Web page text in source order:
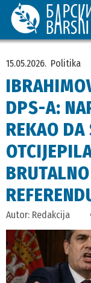
15.05.2026. Politika
DPS-A:
REKAO DA
Autor: Redakcija